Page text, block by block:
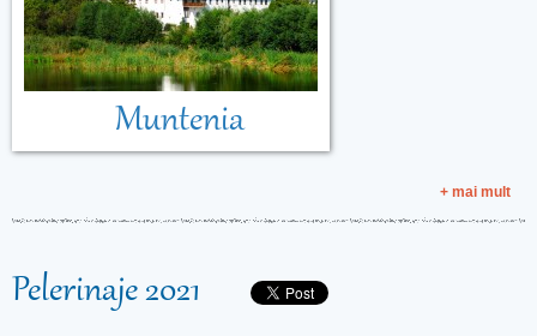
Muntenia
+ mai mult
Pelerinaje 2021